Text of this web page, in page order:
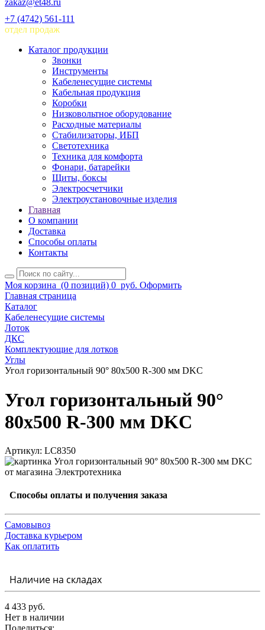
zakaz@et48.ru
+7 (4742) 561-111
отдел продаж
Каталог продукции
Звонки
Инструменты
Кабеленесущие системы
Кабельная продукция
Коробки
Низковольтное оборудование
Расходные материалы
Стабилизаторы, ИБП
Светотехника
Техника для комфорта
Фонари, батарейки
Щиты, боксы
Электросчетчики
Электроустановочные изделия
Главная
О компании
Доставка
Способы оплаты
Контакты
Моя корзина (0 позиций) 0 руб. Оформить
Главная страница
Каталог
Кабеленесущие системы
Лоток
ДКС
Комплектующие для лотков
Углы
Угол горизонтальный 90° 80x500 R-300 мм DKC
Угол горизонтальный 90°
80x500 R-300 мм DKC
Артикул: LC8350
Способы оплаты и получения заказа
Самовывоз
Доставка курьером
Как оплатить
Наличие на складах
4 433 руб.
Нет в наличии
Поделиться: